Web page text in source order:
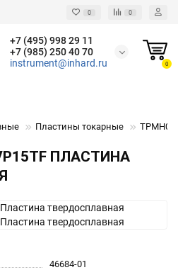
0 0
+7 (495) 998 29 11
+7 (985) 250 40 70
instrument@inhard.ru
0
Пластины токарные
ПЛАСТИНА
46684-01